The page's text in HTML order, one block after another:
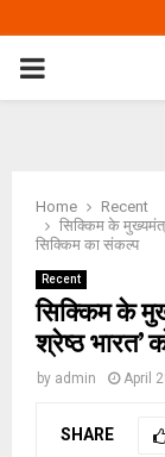
PRIMARY
Home
Recent
सिक्किम के
सिक्किम का संकल्प
Recent
सिक्किम के
श्रेष्ठ भारत’
by admin April
SHARE